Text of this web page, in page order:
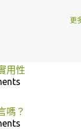
更
用性
嗎？